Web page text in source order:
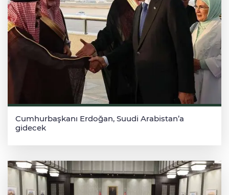
Cumhurbaşkanı Erdoğan, Suudi Arabistan’a
gidecek